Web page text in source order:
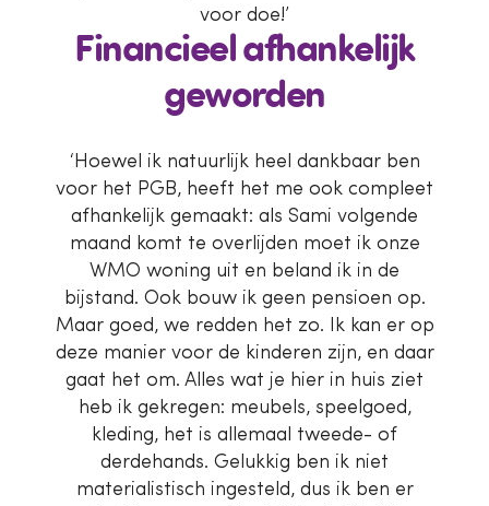
voor doe!’
Financieel afhankelijk
geworden
‘Hoewel ik natuurlijk heel dankbaar ben
voor het PGB, heeft het me ook compleet
afhankelijk gemaakt: als Sami volgende
maand komt te overlijden moet ik onze
WMO woning uit en beland ik in de
bijstand. Ook bouw ik geen pensioen op.
Maar goed, we redden het zo. Ik kan er op
deze manier voor de kinderen zijn, en daar
gaat het om. Alles wat je hier in huis ziet
heb ik gekregen: meubels, speelgoed,
kleding, het is allemaal tweede- of
derdehands. Gelukkig ben ik niet
materialistisch ingesteld, dus ik ben er